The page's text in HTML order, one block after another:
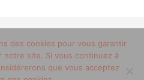
- blog lifestyle
droits réservés
Mentions Légales
des cookies pour vous garantir
notre site. Si vous continuez à
que vous acceptez